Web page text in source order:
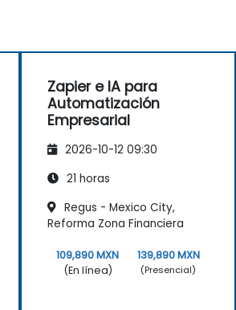
Zapier e IA para
Automatización
Empresarial
2026-10-12 09:30
21 horas
Regus - Mexico City,
Reforma Zona Financiera
109,890 MXN
(En línea)
139,890 MXN
(Presencial)